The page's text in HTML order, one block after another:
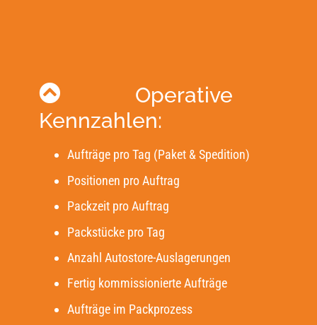
Operative
Kennzahlen:
Aufträge pro Tag (Paket & Spedition)
Positionen pro Auftrag
Packzeit pro Auftrag
Packstücke pro Tag
Anzahl Autostore-Auslagerungen
Fertig kommissionierte Aufträge
Aufträge im Packprozess